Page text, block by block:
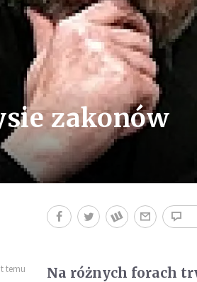
zakonów
temu
Na różnych forach